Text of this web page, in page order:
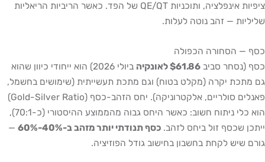
ציפיות אינפלציה, ותוכניות QE/QT של הפד. כאשר הריביות הריאליות
שליליות — זהב נוטה לעלות.
כסף — הסחורה הכפולה
כסף (נסחר סביב $61.86 לאונקיה
ביולי 2026) הוא ייחודי כיוון שהוא
גם מתכת יקרה (מקלט בטוח) וגם מתכת תעשייתית (שימושים בחשמל,
פאנלים סולריים, אלקטרוניקה). יחס הזהב-כסף (Gold-Silver Ratio)
הוא כלי ניתוח חשוב: כאשר היחס גבוה מהממוצע ההיסטורי (כ-70:1),
ייתכן שכסף זול ביחס לזהב. כסף תנודתי יותר מזהב ב-40%-60%
—
גורם שיש לקחת בחשבון בחישוב גודל הפוזיציה.